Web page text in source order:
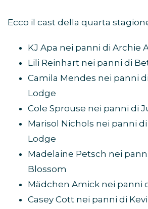
Ecco il cast della quarta
KJ Apa nei panni di Archie
Lili Reinhart nei panni di
Camila Mendes nei panni
Lodge
Cole Sprouse nei panni di
Marisol Nichols nei panni
Lodge
Madelaine Petsch nei
Blossom
Mädchen Amick nei panni
Casey Cott nei panni di